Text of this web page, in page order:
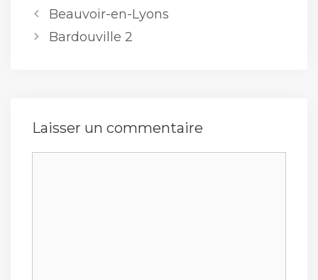
Beauvoir-en-Lyons
Bardouville 2
Laisser un commentaire